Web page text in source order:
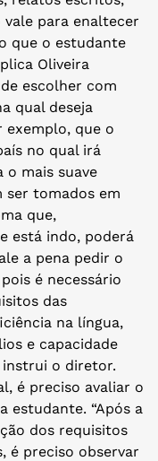
para enaltecer
que o estudante
Oliveira
escolher com
qual deseja
que o
no qual irá
o mais suave
ser tomados em
que,
está indo, poderá
a pena pedir o
pois é necessário
das
na língua,
e capacidade
instrui o diretor.
é preciso avaliar o
estudante. “Após a
dos requisitos
é preciso observar